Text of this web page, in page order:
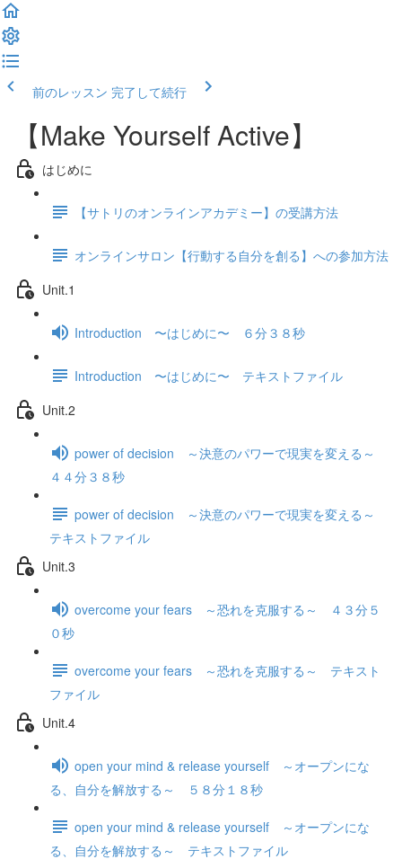
前のレッスン 完了して続行
【Make Yourself Active】
はじめに
【サトリのオンラインアカデミー】の受講方法
オンラインサロン【行動する自分を創る】への参加方法
Unit.1
Introduction 〜はじめに〜 ６分３８秒
Introduction 〜はじめに〜 テキストファイル
Unit.2
power of decision ～決意のパワーで現実を変える～
４４分３８秒
power of decision ～決意のパワーで現実を変える～
テキストファイル
Unit.3
overcome your fears ～恐れを克服する～ ４３分５
０秒
overcome your fears ～恐れを克服する～ テキスト
ファイル
Unit.4
open your mind & release yourself ～オープンにな
る、自分を解放する～ ５８分１８秒
open your mind & release yourself ～オープンにな
る、自分を解放する～ テキストファイル